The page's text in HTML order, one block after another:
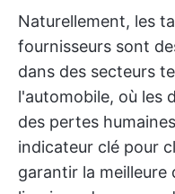
Naturellement, les
fournisseurs sont
dans des secteurs
l'automobile, où les
des pertes
indicateur clé pour
garantir la meilleure